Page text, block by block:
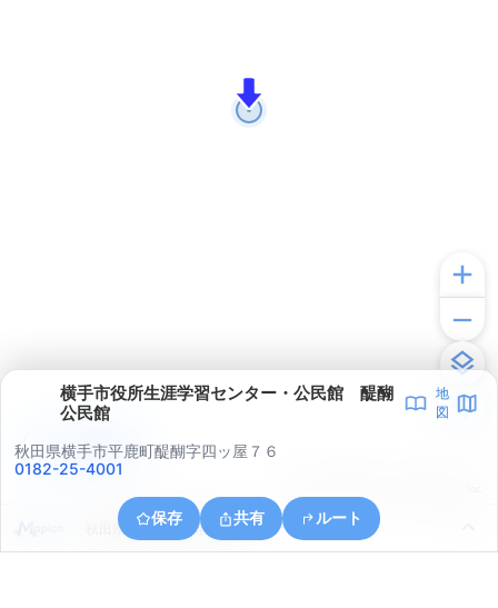
横手市役所生涯学習センター・公民館 醍醐
公民館
地
図
秋田県横手市平鹿町醍醐字四ッ屋７６
0182-25-4001
保存 共有 ルート
秋田県横手市大屋寺内漆原
アプリで見る